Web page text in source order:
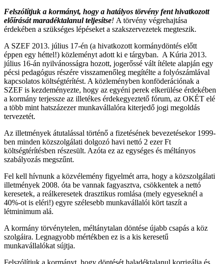
Felszólítjuk a kormányt, hogy a hatályos törvény fent hivatkozott
előírását maradéktalanul teljesítse! A törvény végrehajtása
érdekében a szükséges lépéseket a szakszervezetek megteszik.
A SZEF 2013. július 17-én (a hivatkozott kormánydöntés előtt
éppen egy héttel!) közleményt adott ki e tárgyban. A Kúria 2013.
július 16-án nyilvánosságra hozott, jogerőssé vált ítélete alapján egy
pécsi pedagógus részére visszamenőleg megítélte a folyószámlával
kapcsolatos költségtérítést. A közleményben konföderációnak a
SZEF is kezdeményezte, hogy az egyéni perek elkerülése érdekében
a kormány terjessze az illetékes érdekegyeztető fórum, az OKÉT elé
a több mint hatszázezer munkavállalóra kiterjedő jogi megoldás
tervezetét.
Az illetmények átutalással történő a fizetésének bevezetésekor 1999-
ben minden közszolgálati dolgozó havi nettó 2 ezer Ft
költségtérítésben részesült. Azóta ez az egységes és méltányos
szabályozás megszűnt.
Fel kell hívnunk a közvélemény figyelmét arra, hogy a közszolgálati
illetmények 2008. óta be vannak fagyasztva, csökkentek a nettó
keresetek, a reálkeresetek drasztikus romlása (mely egyeseknél a
40%-ot is eléri!) egyre szélesebb munkavállalói kört taszít a
létminimum alá.
A kormány törvénytelen, méltánytalan döntése újabb csapás a köz
szolgáira. Legnagyobb mértékben ez is a kis keresetű
munkavállalókat sújtja.